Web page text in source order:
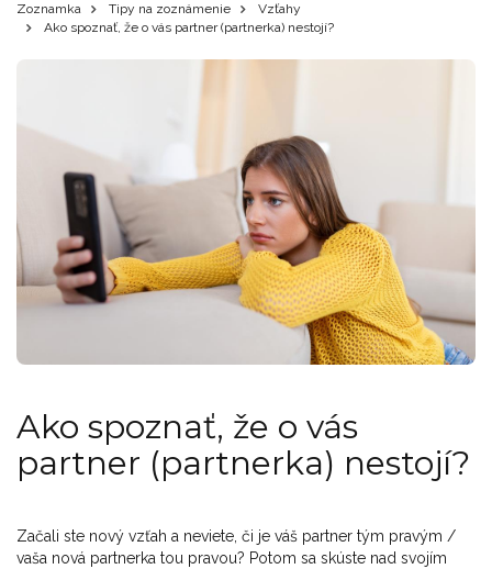
Zoznamka Tipy na zoznámenie
Vzťahy
Ako spoznať, že o vás partner (partnerka) nestojí?
Ako spoznať, že o vás
partner (partnerka) nestojí?
Začali ste nový vzťah a neviete, či je váš partner tým pravým /
vaša nová partnerka tou pravou? Potom sa skúste nad svojím